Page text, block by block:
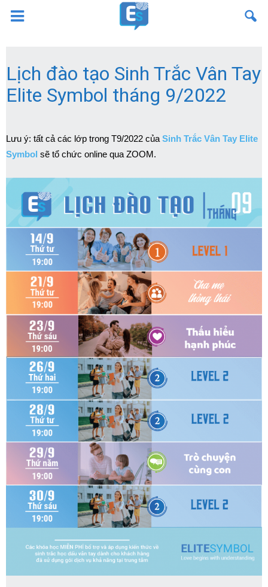
Lịch đào tạo Sinh Trắc Vân Tay
Elite Symbol tháng 9/2022
Lưu ý: tất cả các lớp trong T9/2022 của Sinh Trắc Vân Tay Elite
Symbol sẽ tổ chức online qua ZOOM.